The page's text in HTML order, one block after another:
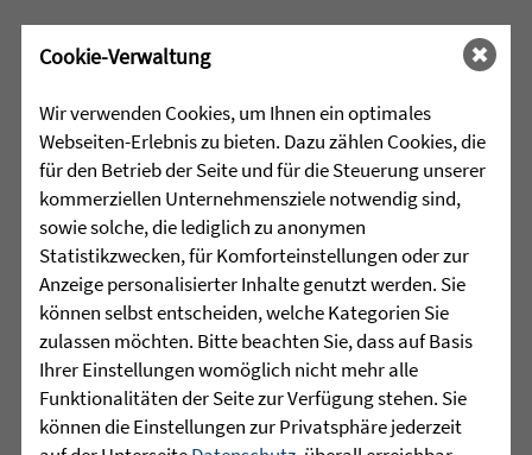
29.07.2026 |• HÖR-SPRACHZENTRUM
220 Kinder verwandeln
Arnach in eine bunte
Zirkuswelt - kannst Du nicht
war gestern
Eine Woche lang herrschte in Arnach
ganz besondere Zirkusluft: Gemeinsam
haben die Sprachheilschule Arnach der
Zieglerschen, die Grundschule Arnach
Cookie-Verwaltung
Wir verwenden Cookies, um Ihnen ein optimales
Webseiten-Erlebnis zu bieten. Dazu zählen Cookies, die
für den Betrieb der Seite und für die Steuerung unserer
kommerziellen Unternehmensziele notwendig sind,
sowie solche, die lediglich zu anonymen
Statistikzwecken, für Komforteinstellungen oder zur
Anzeige personalisierter Inhalte genutzt werden. Sie
können selbst entscheiden, welche Kategorien Sie
zulassen möchten. Bitte beachten Sie, dass auf Basis
Ihrer Einstellungen womöglich nicht mehr alle
Funktionalitäten der Seite zur Verfügung stehen. Sie
können die Einstellungen zur Privatsphäre jederzeit